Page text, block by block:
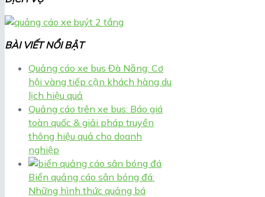
BÀI VIẾT NỔI BẬT
Quảng cáo xe bus Đà Nẵng: Cơ
hội vàng tiếp cận khách hàng du
lịch hiệu quả
Quảng cáo trên xe bus: Báo giá
toàn quốc & giải pháp truyền
thông hiệu quả cho doanh
nghiệp
Biển quảng cáo sân bóng đá:
Những hình thức quảng bá